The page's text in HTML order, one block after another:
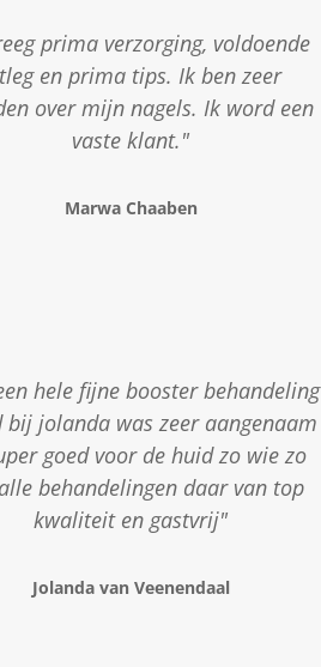
prima verzorging, voldoende
en prima tips. Ik ben zeer
over mijn nagels. Ik word een
vaste klant."
Marwa Chaaben
hele fijne booster behandeling
bij jolanda was zeer aangenaam
goed voor de huid zo wie zo
behandelingen daar van top
kwaliteit en gastvrij"
Jolanda van Veenendaal